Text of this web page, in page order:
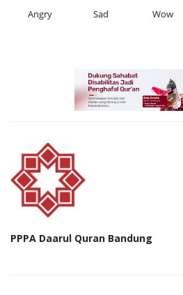
Angry Sad Wow
PPPA Daarul Quran Bandung